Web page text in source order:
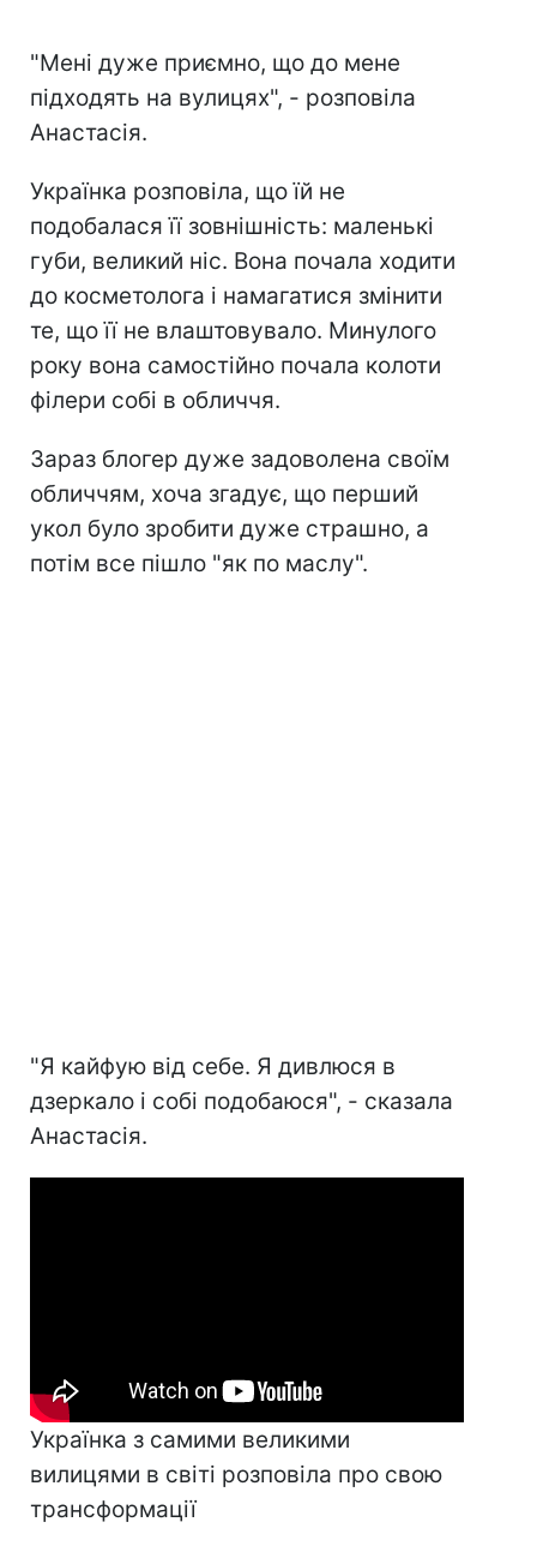
"Мені дуже приємно, що до мене
підходять на вулицях", - розповіла
Анастасія.
Українка розповіла, що їй не
подобалася її зовнішність: маленькі
губи, великий ніс. Вона почала ходити
до косметолога і намагатися змінити
те, що її не влаштовувало. Минулого
року вона самостійно почала колоти
філери собі в обличчя.
Зараз блогер дуже задоволена своїм
обличчям, хоча згадує, що перший
укол було зробити дуже страшно, а
потім все пішло "як по маслу".
"Я кайфую від себе. Я дивлюся в
дзеркало і собі подобаюся", - сказала
Анастасія.
Українка з самими великими
вилицями в світі розповіла про свою
трансформації